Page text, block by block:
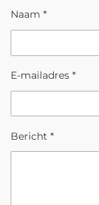
Naam *
E-mailadres *
Bericht *